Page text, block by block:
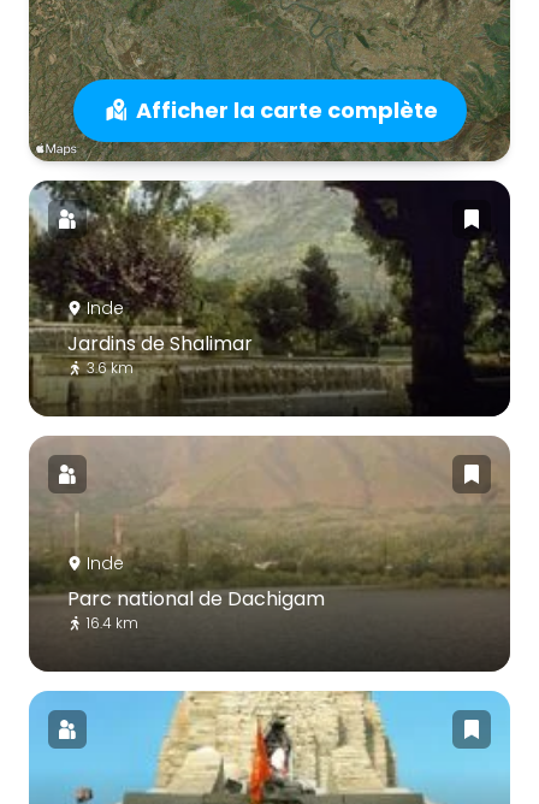
Afficher la carte complète
Inde
Jardins de Shalimar
3.6 km
Inde
Parc national de Dachigam
16.4 km